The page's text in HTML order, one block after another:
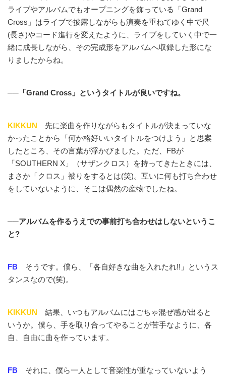
ライブやアルバムでもオープニングを飾っている「Grand
Cross」はライブで披露しながらも演奏を重ねてゆく中で尺
(長さ)やコード進行を変えたように、ライブをしていく中で一
緒に成長しながら、その完成形をアルバムへ収録した形にな
りましたからね。
──「Grand Cross」というタイトルが良いですね。
KIKKUN
先に楽曲を作りながらもタイトルが決まっていな
かったことから「何か格好いいタイトルをつけよう」と思案
したところ、その言葉が浮かびました。ただ、FBが
「SOUTHERN X」（サザンクロス）を持ってきたときには、
まさか「クロス」被りをするとは(笑)。互いに何も打ち合わせ
をしていないように、そこは偶然の産物でしたね。
──アルバムを作るうえでの事前打ち合わせはしないというこ
と?
FB そうです。僕ら、「各自好きな曲を入れたれ!!」というス
タンスなので(笑)。
KIKKUN
結果、いつもアルバムにはごちゃ混ぜ感が出ると
いうか。僕ら、手を取り合ってやることが苦手なように、各
自、自由に曲を作っています。
FB それに、僕ら一人として音楽性が重なっていないよう